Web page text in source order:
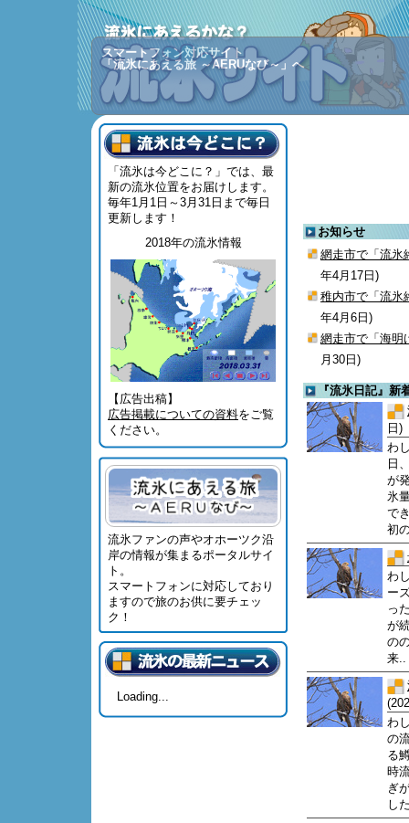
お知らせ
網走市で「流氷
年4月17日)
稚内市で「流氷
年4月6日)
網走市で「海明
月30日)
『流氷日記』新
日)
わ
日
が
氷
で
初
わ
ー
っ
が
の
来..
わ
の
る
時
ぎ
し
「流氷は今どこに？」では、最
新の流氷位置をお届けします。
毎年1月1日～3月31日まで毎日
更新します！
2018年の流氷情報
【広告出稿】
広告掲載についての資料をご覧
ください。
流氷ファンの声やオホーツク沿
岸の情報が集まるポータルサイ
ト。
スマートフォンに対応しており
ますので旅のお供に要チェッ
ク！
Loading...
スマートフォン対応サイト
「流氷にあえる旅 ～AERUなび～」へ